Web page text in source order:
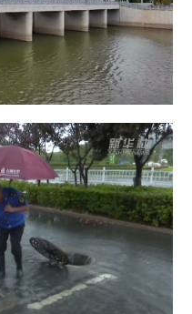
黑龙江
Français عربى
日本語 한국어